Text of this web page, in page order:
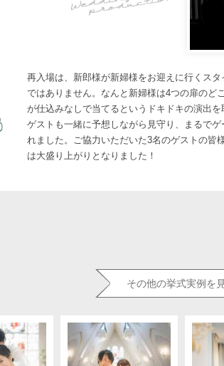
再入場は、新郎様が新婦様をお迎えに行くス
ではありません。なんと新婦様は4つの扉のど
が仕込みなしで当てるというドキドキの演出
ゲストも一緒に予想しながら見守り、まるでゲ
れました。ご協力いただいた3名のゲストの皆
は大盛り上がりとなりました！
その他の挙式実例を